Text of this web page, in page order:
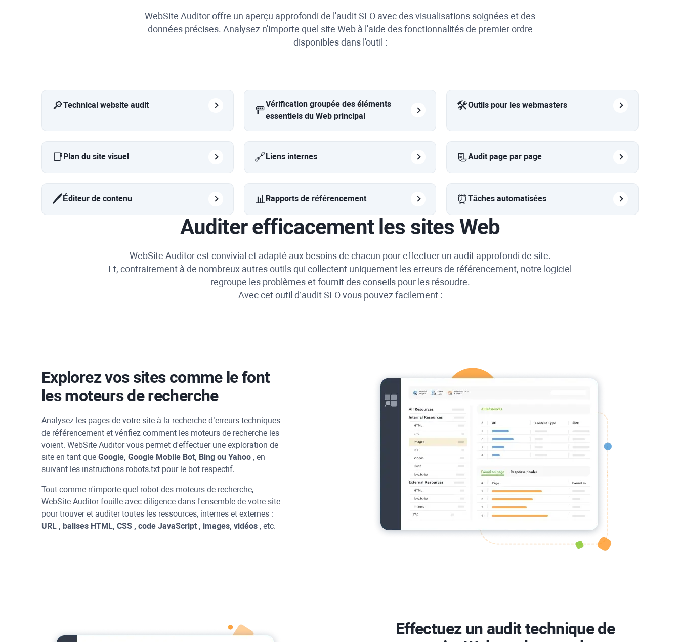
WebSite Auditoroffre un aperçu approfondi de l'audit SEO avec des visualisations soignées et des
données précises. Analysez n'importe quel site Web à l'aide des fonctionnalités de premier ordre
disponibles dans l'outil :
🔎Technical website audit 🚥Vérification groupée des éléments
essentiels du Web principal
🛠️Outils pour les webmasters
📑 Plan du site visuel 🔗 Liens internes 📃Audit page par page
🖊️ Éditeur de contenu 📊 Rapports de référencement ⏰ Tâches automatisées
Auditer efficacement les sites Web
WebSite Auditorest convivial et adapté aux besoins de chacun pour effectuer un audit approfondi de site.
Et, contrairement à de nombreux autres outils qui collectent uniquement les erreurs de référencement, notre logiciel
regroupe les problèmes et fournit des conseils pour les résoudre.
Avec cet outil d’audit SEO vous pouvez facilement :
Explorez vos sites comme le font
les moteurs de recherche
Analysez les pages de votre site à la recherche d’erreurs techniques
de référencement et vérifiez comment les moteurs de recherche les
voient. WebSite Auditorvous permet d'effectuer une exploration de
site en tant que Google, Google Mobile Bot, Bing ou Yahoo , en
suivant les instructions robots.txt pour le bot respectif.
Tout comme n'importe quel robot des moteurs de recherche,
WebSite Auditorfouille avec diligence dans l'ensemble de votre site
pour trouver et auditer toutes les ressources, internes et externes :
URL , balises HTML, CSS , code JavaScript , images, vidéos , etc.
Effectuez un audit technique de